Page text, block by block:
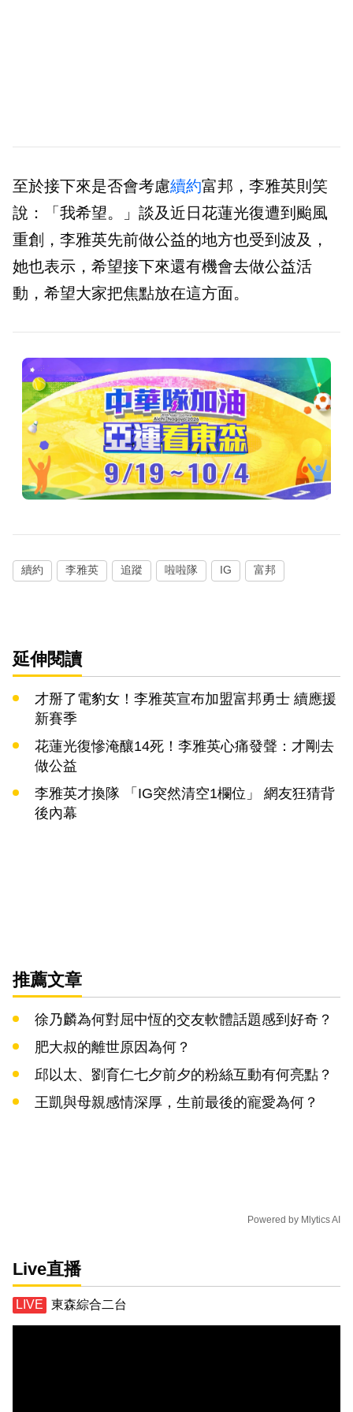
至於接下來是否會考慮續約富邦，李雅英則笑
說：「我希望。」談及近日花蓮光復遭到颱風
重創，李雅英先前做公益的地方也受到波及，
她也表示，希望接下來還有機會去做公益活
動，希望大家把焦點放在這方面。
續約 李雅英 追蹤 啦啦隊 IG 富邦
延伸閱讀
才掰了電豹女！李雅英宣布加盟富邦勇士 續應援
新賽季
花蓮光復慘淹釀14死！李雅英心痛發聲：才剛去
做公益
李雅英才換隊 「IG突然清空1欄位」 網友狂猜背
後內幕
推薦文章
徐乃麟為何對屈中恆的交友軟體話題感到好奇？
肥大叔的離世原因為何？
邱以太、劉育仁七夕前夕的粉絲互動有何亮點？
王凱與母親感情深厚，生前最後的寵愛為何？
Powered by Mlytics AI
Live直播
東森綜合二台